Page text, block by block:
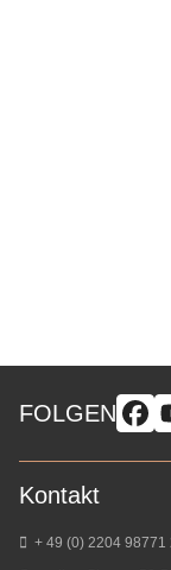
FOLGEN
Kontakt
+ 49 (0) 2204 98771